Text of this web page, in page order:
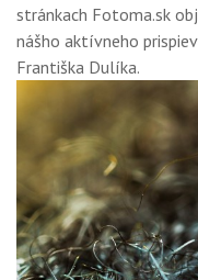
stránkach Fotoma.sk
nášho aktívneho
Františka Dulíka.